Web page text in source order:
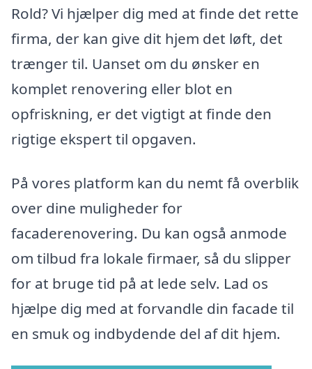
Rold? Vi hjælper dig med at finde det rette
firma, der kan give dit hjem det løft, det
trænger til. Uanset om du ønsker en
komplet renovering eller blot en
opfriskning, er det vigtigt at finde den
rigtige ekspert til opgaven.
På vores platform kan du nemt få overblik
over dine muligheder for
facaderenovering. Du kan også anmode
om tilbud fra lokale firmaer, så du slipper
for at bruge tid på at lede selv. Lad os
hjælpe dig med at forvandle din facade til
en smuk og indbydende del af dit hjem.